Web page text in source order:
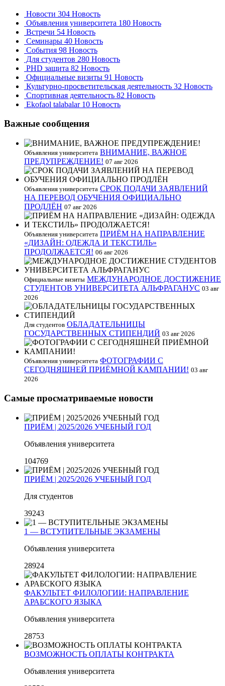
Новости 304 Новость
Объявления университета 180 Новость
Встречи 54 Новость
Семинары 40 Новость
События 98 Новость
Для студентов 280 Новость
PHD защита 82 Новость
Официальные визиты 91 Новость
Культурно-просветительская деятельность 32 Новость
Спортивная деятельность 82 Новость
Ekofaol talabalar 10 Новость
Важные сообщения
Объявления университета ВНИМАНИЕ, ВАЖНОЕ
ПРЕДУПРЕЖДЕНИЕ! 07 авг 2026
Объявления университета СРОК ПОДАЧИ ЗАЯВЛЕНИЙ
НА ПЕРЕВОД ОБУЧЕНИЯ ОФИЦИАЛЬНО
ПРОДЛЁН 07 авг 2026
Объявления университета ПРИЁМ НА НАПРАВЛЕНИЕ
«ДИЗАЙН: ОДЕЖДА И ТЕКСТИЛЬ»
ПРОДОЛЖАЕТСЯ! 06 авг 2026
Официальные визиты МЕЖДУНАРОДНОЕ ДОСТИЖЕНИЕ
СТУДЕНТОВ УНИВЕРСИТЕТА АЛЬФРАГАНУС 03 авг
2026
Для студентов ОБЛАДАТЕЛЬНИЦЫ
ГОСУДАРСТВЕННЫХ СТИПЕНДИЙ 03 авг 2026
Объявления университета ФОТОГРАФИИ С
СЕГОДНЯШНЕЙ ПРИЁМНОЙ КАМПАНИИ! 03 авг
2026
Самые просматриваемые новости
ПРИЁМ | 2025/2026 УЧЕБНЫЙ ГОД
Объявления университета
104769
ПРИЁМ | 2025/2026 УЧЕБНЫЙ ГОД
Для студентов
39243
1 — ВСТУПИТЕЛЬНЫЕ ЭКЗАМЕНЫ
Объявления университета
28924
ФАКУЛЬТЕТ ФИЛОЛОГИИ: НАПРАВЛЕНИЕ
АРАБСКОГО ЯЗЫКА
Объявления университета
28753
ВОЗМОЖНОСТЬ ОПЛАТЫ КОНТРАКТА
Объявления университета